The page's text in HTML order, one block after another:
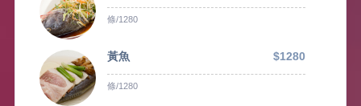
條/1280
黃魚 $1280
條/1280